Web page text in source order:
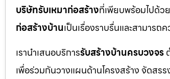
บริษัทรับเหมาก่อสร้างที่เพียบพร้อมไปด้ว
ก่อสร้างบ้านเป็นเรื่องราบรื่นและสามาร
เรานำเสนอบริการรับสร้างบ้านครบวงจร
เพื่อร่วมกันวางแผนด้านโครงสร้าง จัดส